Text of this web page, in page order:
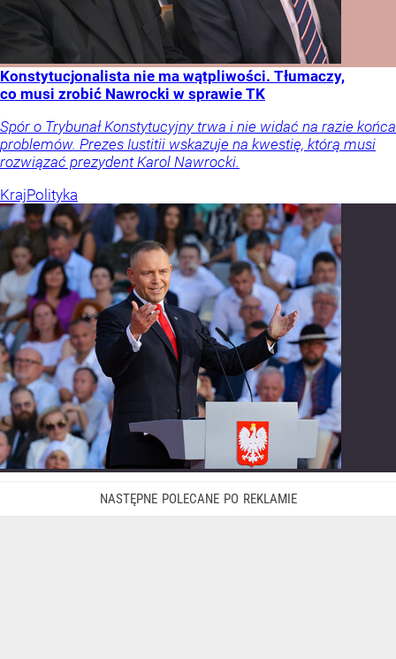
Konstytucjonalista nie ma wątpliwości. Tłumaczy,
co musi zrobić Nawrocki w sprawie TK
Spór o Trybunał Konstytucyjny trwa i nie widać na razie końca
problemów. Prezes Iustitii wskazuje na kwestię, którą musi
rozwiązać prezydent Karol Nawrocki.
KrajPolityka